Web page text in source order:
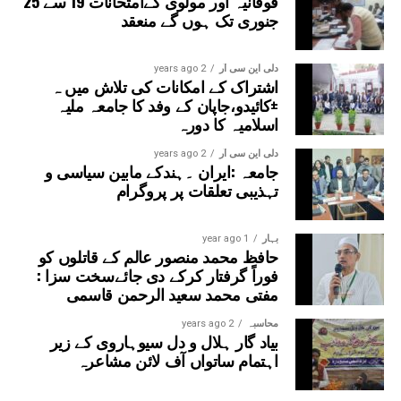
جنوری تک ہوں گے منعقد
دلی این سی آر 2 years ago
اشتراک کے امکانات کی تلاش میں ہ
±کائیدو،جاپان کے وفد کا جامعہ ملیہ
اسلامیہ کا دورہ
دلی این سی آر 2 years ago
جامعہ :ایران ۔ہندکے مابین سیاسی و
تہذیبی تعلقات پر پروگرام
بہار 1 year ago
حافظ محمد منصور عالم کے قاتلوں کو
فوراً گرفتار کرکے دی جائےسخت سزا :
مفتی محمد سعید الرحمن قاسمی
محاسبہ 2 years ago
بیاد گار ہلال و دل سیوہاروی کے زیر
اہتمام ساتواں آف لائن مشاعرہ